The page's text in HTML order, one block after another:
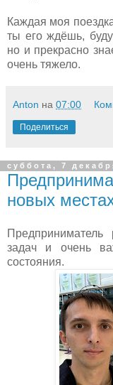
Каждая моя
ты его ждёшь,
но и прекрасно
очень тяжело.
Anton на 07:00
Поделиться
суббота, 7
новых
задач и очень
состояния.